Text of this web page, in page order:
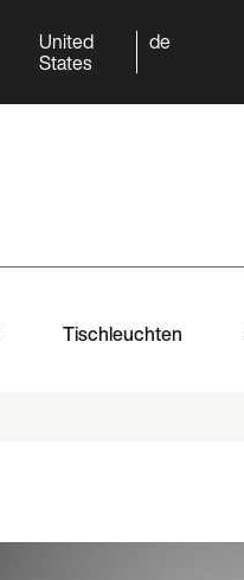
United
States
de
Tischleuchten